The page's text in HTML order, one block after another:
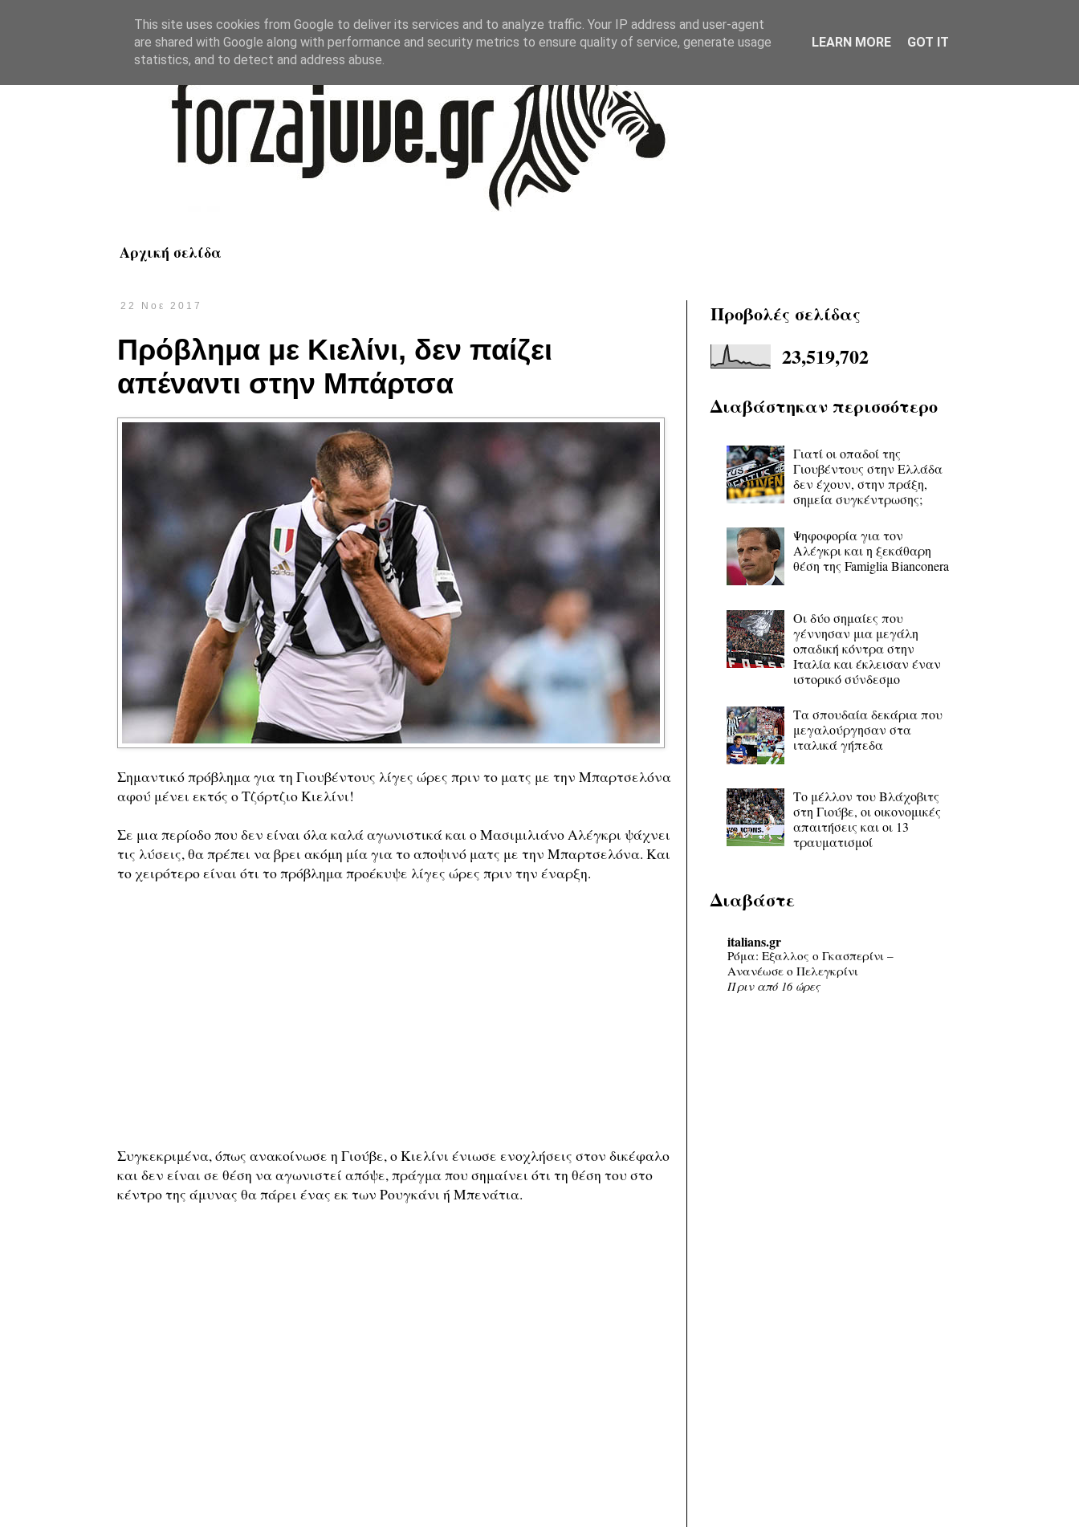
Αρχική σελίδα
22 Νοε 2017
Πρόβλημα με Κιελίνι, δεν παίζει
απέναντι στην Μπάρτσα
Σημαντικό πρόβλημα για τη Γιουβέντους λίγες ώρες πριν το ματς με την Μπαρτσελόνα
αφού μένει εκτός ο Τζόρτζιο Κιελίνι!
Σε μια περίοδο που δεν είναι όλα καλά αγωνιστικά και ο Μασιμιλιάνο Αλέγκρι ψάχνει
τις λύσεις, θα πρέπει να βρει ακόμη μία για το αποψινό ματς με την Μπαρτσελόνα. Και
το χειρότερο είναι ότι το πρόβλημα προέκυψε λίγες ώρες πριν την έναρξη.
Συγκεκριμένα, όπως ανακοίνωσε η Γιούβε, ο Κιελίνι ένιωσε ενοχλήσεις στον δικέφαλο
και δεν είναι σε θέση να αγωνιστεί απόψε, πράγμα που σημαίνει ότι τη θέση του στο
κέντρο της άμυνας θα πάρει ένας εκ των Ρουγκάνι ή Μπενάτια.
Προβολές σελίδας
23,519,702
Διαβάστηκαν περισσότερο
Γιατί οι οπαδοί της
Γιουβέντους στην Ελλάδα
δεν έχουν, στην πράξη,
σημεία συγκέντρωσης;
Ψηφοφορία για τον
Αλέγκρι και η ξεκάθαρη
θέση της Famiglia Bianconera
Οι δύο σημαίες που
γέννησαν μια μεγάλη
οπαδική κόντρα στην
Ιταλία και έκλεισαν έναν
ιστορικό σύνδεσμο
Τα σπουδαία δεκάρια που
μεγαλούργησαν στα
ιταλικά γήπεδα
Το μέλλον του Βλάχοβιτς
στη Γιούβε, οι οικονομικές
απαιτήσεις και οι 13
τραυματισμοί
Διαβάστε
italians.gr
Ρόμα: Εξαλλος ο Γκασπερίνι –
Ανανέωσε ο Πελεγκρίνι
Πριν από 16 ώρες
This site uses cookies from Google to deliver its services and to analyze traffic. Your IP address and user-agent
are shared with Google along with performance and security metrics to ensure quality of service, generate usage
statistics, and to detect and address abuse.
LEARN MORE GOT IT